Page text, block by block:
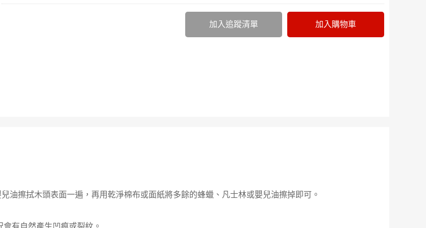
加入購物車
加入追蹤清單
油擦拭木頭表面一遍，再用乾淨棉布或面紙將多餘的蜂蠟、凡士林或嬰兒油擦掉即可。
有自然產生凹痕或裂紋。